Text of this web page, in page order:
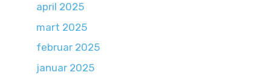
april 2025
mart 2025
februar 2025
januar 2025